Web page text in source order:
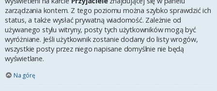
zarządzania kontem. Z tego poziomu można szybko sprawdzić ich
status, a także wysłać prywatną wiadomość. Zależnie od
używanego stylu witryny, posty tych użytkowników mogą być
wyróżniane. Jeśli użytkownik zostanie dodany do listy wrogów,
wszystkie posty przez niego napisane domyślnie nie będą
wyświetlane.
Na górę